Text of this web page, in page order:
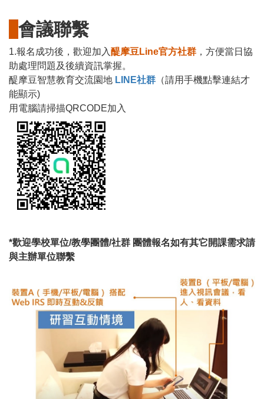
會議聯繫
1.報名成功後，歡迎加入醍摩豆Line官方社群 ，方便當日協
助處理問題及後續資訊掌握。
醍摩豆智慧教育交流園地 LINE社群 （請用手機點擊連結才
能顯示)
用電腦請掃描QRCODE加入
*歡迎學校單位/教學團體/社群 團體報名如有其它開課需求請
與主辦單位聯繫